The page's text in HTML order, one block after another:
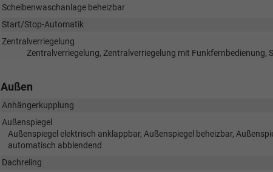
Scheibenwaschanlage beheizbar
Start/Stop-Automatik
Zentralverriegelung
Zentralverriegelung, Zentralverriegelung mit Funkfernbedienung,
Außen
Anhängerkupplung
Außenspiegel
Außenspiegel elektrisch anklappbar, Außenspiegel beheizbar,
automatisch abblendend
Dachreling